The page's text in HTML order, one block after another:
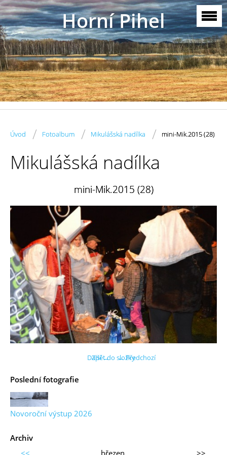
Horní Pihel
Úvod / Fotoalbum / Mikulášská nadílka / mini-Mik.2015 (28)
Mikulášská nadílka
mini-Mik.2015 (28)
← Předchozí
Další →
Zpět do složky
Poslední fotografie
Novoroční výstup 2026
Archiv